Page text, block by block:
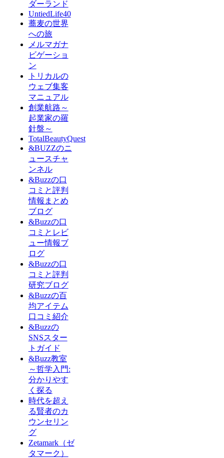
ダーランド
UntiedLife40
蕎麦の世界
への旅
メルマガナ
ビゲーショ
ン
トリカルの
ウェブ集客
マニュアル
創業航路～
起業家の羅
針盤～
TotalBeautyQuest
&BUZZのニ
ュースチャ
ンネル
&Buzzの口
コミと評判
情報まとめ
ブログ
&Buzzの口
コミとレビ
ュー情報ブ
ログ
&Buzzの口
コミと評判
研究ブログ
&Buzzの百
均アイテム
口コミ紹介
&Buzzの
SNSスター
トガイド
&Buzz教室
～哲学入門:
分かりやす
く探る
時代を超え
る賢者のカ
ウンセリン
グ
Zetamark（ゼ
タマーク）